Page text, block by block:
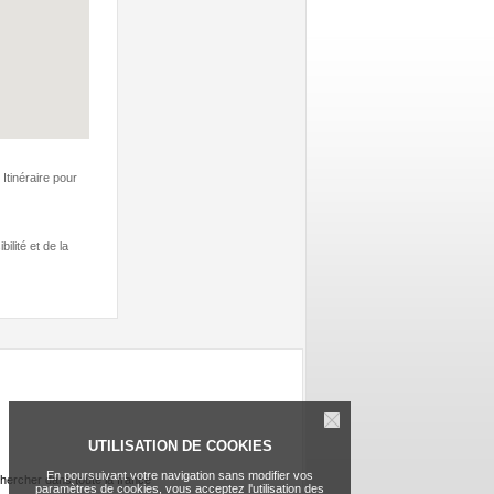
UTILISATION DE COOKIES
En poursuivant votre navigation sans modifier vos
paramètres de cookies, vous acceptez l'utilisation des
Itinéraire pour
et de la
dans toute la france